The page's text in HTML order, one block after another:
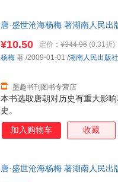
唐·盛世沧海杨梅 著湖南人民出
本书选取唐朝对历史有重大影
史。
¥10.50 定价： ¥344.96 (0.31折)
墨趣书刊图书专营店
杨梅 著 /2009-01-01 /湖南人民出版社
加入购物车 收藏
唐·盛世沧海杨梅 著湖南人民出